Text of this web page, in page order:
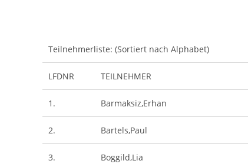
Teilnehmerliste: (Sortiert nach Alphabet)
LFDNR TEILNEHMER
1. Barmaksiz,Erhan
2. Bartels,Paul
3. Boggild,Lia